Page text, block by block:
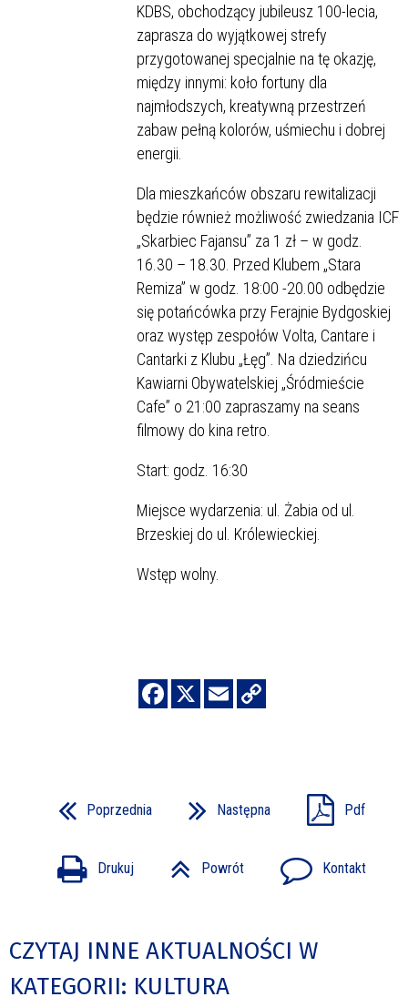
KDBS, obchodzący jubileusz 100-lecia,
zaprasza do wyjątkowej strefy
przygotowanej specjalnie na tę okazję,
między innymi: koło fortuny dla
najmłodszych, kreatywną przestrzeń
zabaw pełną kolorów, uśmiechu i dobrej
energii.
Dla mieszkańców obszaru rewitalizacji
będzie również możliwość zwiedzania ICF
„Skarbiec Fajansu” za 1 zł – w godz.
16.30 – 18.30. Przed Klubem „Stara
Remiza” w godz. 18:00 -20.00 odbędzie
się potańcówka przy Ferajnie Bydgoskiej
oraz występ zespołów Volta, Cantare i
Cantarki z Klubu „Łęg”. Na dziedzińcu
Kawiarni Obywatelskiej „Śródmieście
Cafe” o 21:00 zapraszamy na seans
filmowy do kina retro.
Start: godz. 16:30
Miejsce wydarzenia: ul. Żabia od ul.
Brzeskiej do ul. Królewieckiej.
Wstęp wolny.
Poprzednia Następna Pdf
Drukuj Powrót Kontakt
CZYTAJ INNE AKTUALNOŚCI W
KATEGORII: KULTURA